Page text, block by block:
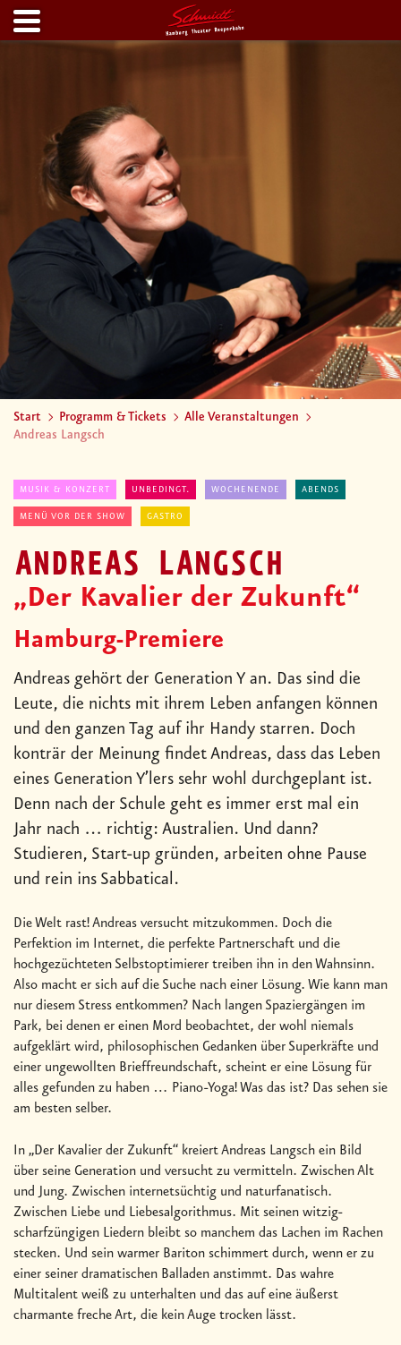
Start Programm & Tickets
Alle Veranstaltungen
Andreas Langsch
MUSIK & KONZERT UNBEDINGT. WOCHENENDE ABENDS
MENÜ VOR DER SHOW GASTRO
ANDREAS LANGSCH
„Der Kavalier der Zukunft“
Hamburg-Premiere
Andreas gehört der Generation Y an. Das sind die
Leute, die nichts mit ihrem Leben anfangen können
und den ganzen Tag auf ihr Handy starren. Doch
konträr der Meinung findet Andreas, dass das Leben
eines Generation Y’lers sehr wohl durchgeplant ist.
Denn nach der Schule geht es immer erst mal ein
Jahr nach … richtig: Australien. Und dann?
Studieren, Start-up gründen, arbeiten ohne Pause
und rein ins Sabbatical.
Die Welt rast! Andreas versucht mitzukommen. Doch die
Perfektion im Internet, die perfekte Partnerschaft und die
hochgezüchteten Selbstoptimierer treiben ihn in den Wahnsinn.
Also macht er sich auf die Suche nach einer Lösung. Wie kann man
nur diesem Stress entkommen? Nach langen Spaziergängen im
Park, bei denen er einen Mord beobachtet, der wohl niemals
aufgeklärt wird, philosophischen Gedanken über Superkräfte und
einer ungewollten Brieffreundschaft, scheint er eine Lösung für
alles gefunden zu haben … Piano-Yoga! Was das ist? Das sehen sie
am besten selber.
In „Der Kavalier der Zukunft“ kreiert Andreas Langsch ein Bild
über seine Generation und versucht zu vermitteln. Zwischen Alt
und Jung. Zwischen internetsüchtig und naturfanatisch.
Zwischen Liebe und Liebesalgorithmus. Mit seinen witzig-
scharfzüngigen Liedern bleibt so manchem das Lachen im Rachen
stecken. Und sein warmer Bariton schimmert durch, wenn er zu
einer seiner dramatischen Balladen anstimmt. Das wahre
Multitalent weiß zu unterhalten und das auf eine äußerst
charmante freche Art, die kein Auge trocken lässt.